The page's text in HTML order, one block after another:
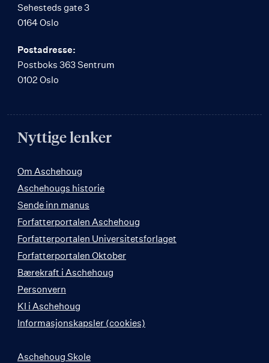
Sehesteds gate 3
0164 Oslo
Postadresse:
Postboks 363 Sentrum
0102 Oslo
Nyttige lenker
Om Aschehoug
Aschehougs historie
Sende inn manus
Forfatterportalen Aschehoug
Forfatterportalen Universitetsforlaget
Forfatterportalen Oktober
Bærekraft i Aschehoug
Personvern
KI i Aschehoug
Informasjonskapsler (cookies)
Aschehoug Skole